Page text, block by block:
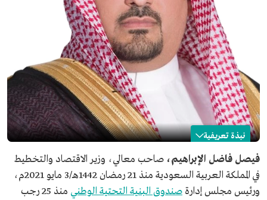
نبذة تعريفية
فيصل الإبراهيم
الاسم
فيصل بن فاضل الإبراهيم.
المنصب الحالي
وزير الاقتصاد والتخطيط.
فيصل فاضل الإبراهيم، صاحب معالي، وزير الاقتصاد والتخطيط
في المملكة العربية السعودية منذ 21 رمضان 1442هـ/3 مايو 2021م،
ورئيس مجلس إدارة صندوق البنية التحتية الوطني
منذ 25 رجب